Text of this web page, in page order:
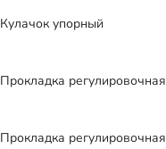
Кулачок упорный
Прокладка регулировочная
Прокладка регулировочная